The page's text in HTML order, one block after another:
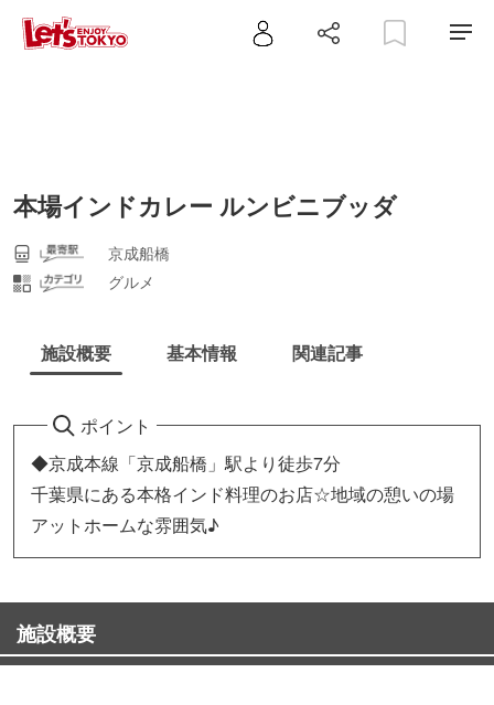
本場インドカレー ルンビニブッダ
京成船橋
グルメ
施設概要 基本情報 関連記事
ポイント
◆京成本線「京成船橋」駅より徒歩7分
千葉県にある本格インド料理のお店☆地域の憩いの場
アットホームな雰囲気♪
施設概要